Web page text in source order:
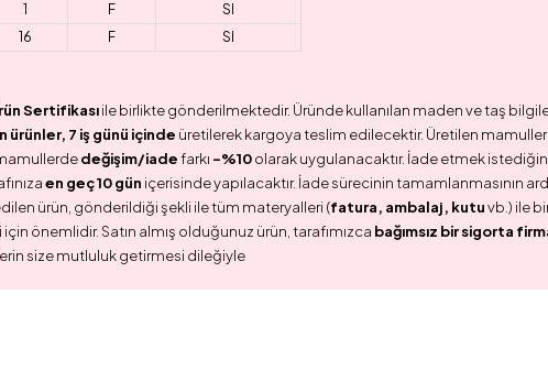
1 F
SI
16 F SI
Sertifikasıile birlikte gönderilmektedir. Üründe kullanılan maden ve taş
7 iş günü içinde üretilerek kargoya teslim edilecektir. Üretilen
değişim/iadefarkı -%10olarak uygulanacaktır. İade etmek
en geç 10 gün içerisinde yapılacaktır. İade sürecinin tamamlanmasının
ürün, gönderildiği şekli ile tüm materyalleri (fatura, ambalaj, kutuvb.) ile
önemlidir. Satın almış olduğunuz ürün, tarafımızca bağımsız bir sigorta
size mutluluk getirmesi dileğiyle